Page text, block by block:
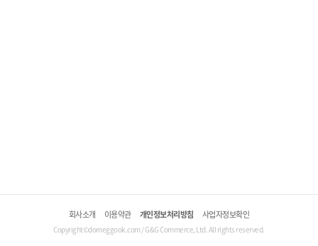
회사소개 이용약관 개인정보처리방침 사업자정보확인
Copyright©domeggook.com / G&G Commerce, Ltd. All rights reserved.